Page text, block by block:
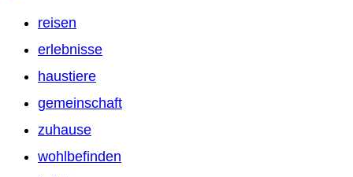
reisen
erlebnisse
haustiere
gemeinschaft
zuhause
wohlbefinden